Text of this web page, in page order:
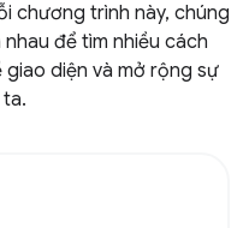
chương trình này, chúng
để tìm nhiều cách
diện và mở rộng sự